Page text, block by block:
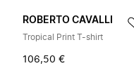
ROBERTO CAVALLI
Tropical Print T-shirt
106,50 €